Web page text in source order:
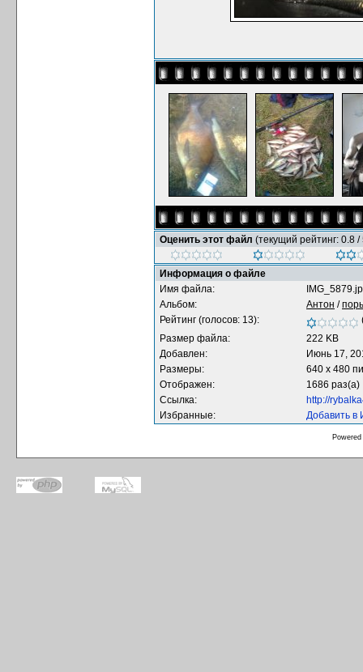
Оценить этот файл (текущий рейтинг: 0.8 /
Информация о файле
Имя файла:
Альбом:
Антон /
Рейтинг (голосов: 13):
Размер файла:
222 KB
Добавлен:
Июнь 17,
Размеры:
640 x 480
Отображен:
1686 раз(а)
Ссылка:
http://
Избранные:
Добавить в